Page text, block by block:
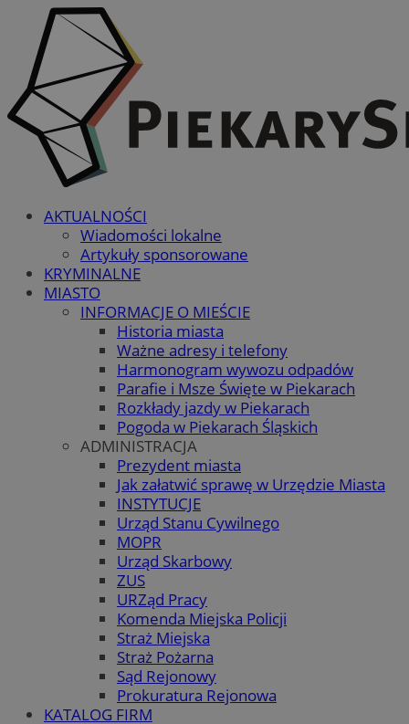
AKTUALNOŚCI
Wiadomości lokalne
Artykuły sponsorowane
KRYMINALNE
MIASTO
INFORMACJE O MIEŚCIE
Historia miasta
Ważne adresy i telefony
Harmonogram wywozu odpadów
Parafie i Msze Święte w Piekarach
Rozkłady jazdy w Piekarach
Pogoda w Piekarach Śląskich
ADMINISTRACJA
Prezydent miasta
Jak załatwić sprawę w Urzędzie Miasta
INSTYTUCJE
Urząd Stanu Cywilnego
MOPR
Urząd Skarbowy
ZUS
URZąd Pracy
Komenda Miejska Policji
Straż Miejska
Straż Pożarna
Sąd Rejonowy
Prokuratura Rejonowa
KATALOG FIRM